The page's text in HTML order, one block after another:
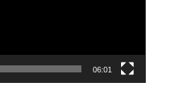
06:01